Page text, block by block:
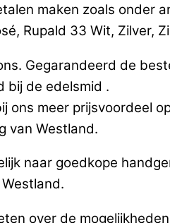
maken zoals onder
Rupald 33 Wit, Zilver,
Gegarandeerd de
bij de edelsmid .
ons meer prijsvoordeel
van Westland.
naar goedkope
over de